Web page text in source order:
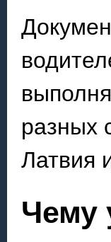
разных
Латвия
Чему